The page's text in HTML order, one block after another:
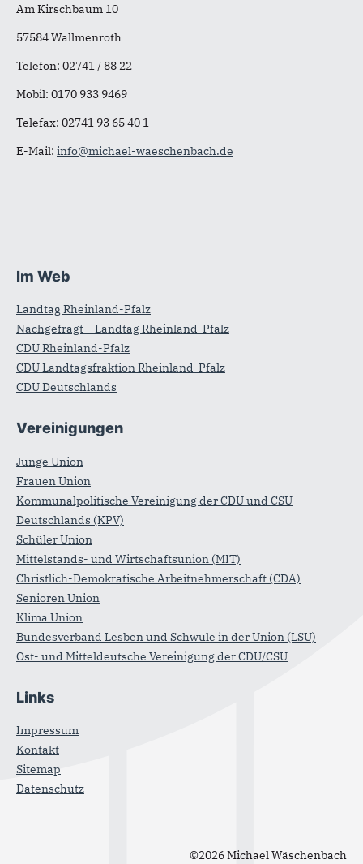
Am Kirschbaum 10
57584 Wallmenroth
Telefon: 02741 / 88 22
Mobil: 0170 933 9469
Telefax: 02741 93 65 40 1
E-Mail: info@michael-waeschenbach.de
Im Web
Landtag Rheinland-Pfalz
Nachgefragt – Landtag Rheinland-Pfalz
CDU Rheinland-Pfalz
CDU Landtagsfraktion Rheinland-Pfalz
CDU Deutschlands
Vereinigungen
Junge Union
Frauen Union
Kommunalpolitische Vereinigung der CDU und CSU
Deutschlands (KPV)
Schüler Union
Mittelstands- und Wirtschaftsunion (MIT)
Christlich-Demokratische Arbeitnehmerschaft (CDA)
Senioren Union
Klima Union
Bundesverband Lesben und Schwule in der Union (LSU)
Ost- und Mitteldeutsche Vereinigung der CDU/CSU
Links
Impressum
Kontakt
Sitemap
Datenschutz
©2026 Michael Wäschenbach